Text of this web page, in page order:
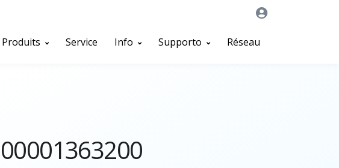
Produits Service Info Supporto Réseau
00001363200